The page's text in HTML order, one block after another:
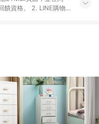
饋資格。 2. LINE購物
下類別商品，將無法獲
商品。 4. 如取消訂
之最終發票金額計算，
如有使用東森購物
幣、樂透金、東森現金
購物ETMall之結帳頁面
高回饋點數」機制(特